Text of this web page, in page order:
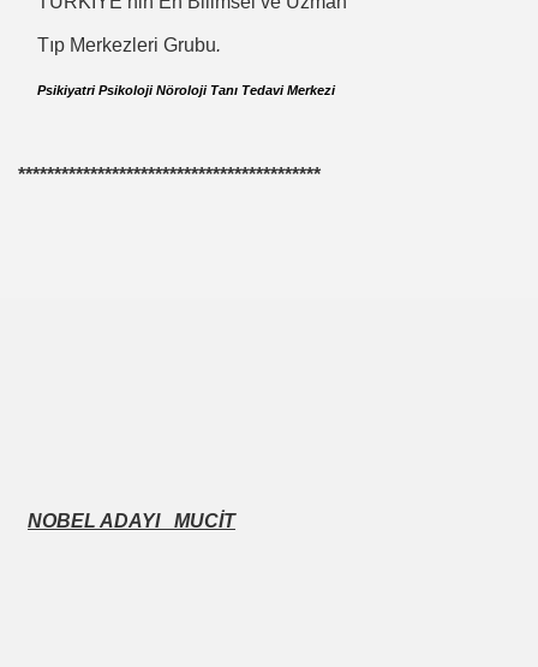
Tıp Merkezleri Grubu.
Psikiyatri Psikoloji Nöroloji Tanı Tedavi Merkezi
******************************************
NOBEL ADAYI MUCİT
.Dr.Hamdi KALYONCU